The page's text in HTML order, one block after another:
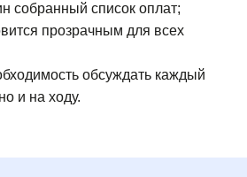
собранный список оплат;
прозрачным для всех
обсуждать каждый
и на ходу.